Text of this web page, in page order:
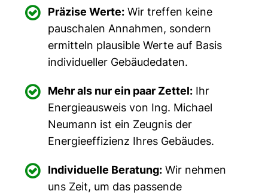
 Präzise Werte: Wir treffen keine
pauschalen Annahmen, sondern
ermitteln plausible Werte auf Basis
individueller Gebäudedaten.
 Mehr als nur ein paar Zettel: Ihr
Energieausweis von Ing. Michael
Neumann ist ein Zeugnis der
Energieeffizienz Ihres Gebäudes.
 Individuelle Beratung: Wir nehmen
uns Zeit, um das passende